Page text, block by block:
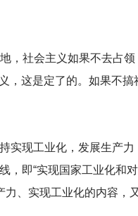
，社会主义如果不去占领
，这是定了的。如果不
实现工业化，发展生产
即“实现国家工业化和
、实现工业化的内容，